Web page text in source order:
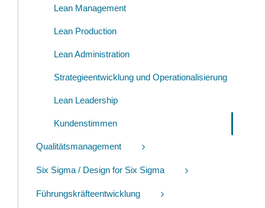
Lean Management
Lean Production
Lean Administration
Strategieentwicklung und Operationalisierung
Lean Leadership
Kundenstimmen
Qualitätsmanagement
Six Sigma / Design for Six Sigma
Führungskräfteentwicklung